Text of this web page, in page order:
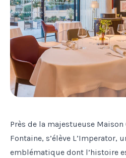
Près de la majestueuse
Fontaine, s’élève L’Imperator,
emblématique dont l’histoire